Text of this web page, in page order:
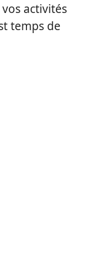
activités
temps de